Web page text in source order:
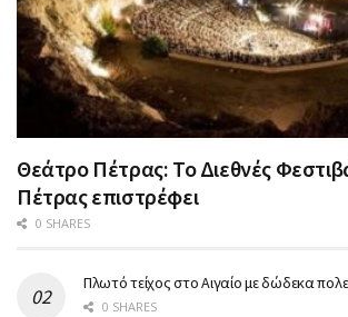
Θεάτρο Πέτρας: Το Διεθνές
Πέτρας επιστρέφει
0 SHARES
Πλωτό τείχος στο Αιγαίο με δώδεκα
0 SHARES